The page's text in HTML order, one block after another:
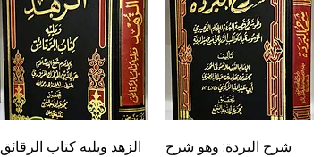
العرض السريع
شرح البردة: وهو شرح
العرض السريع
الزهد ويليه كتاب الرقائق